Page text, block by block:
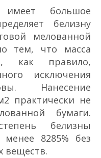
большое
белизну
мелованной
тем, что масса
как правило,
исключения
Нанесение
практически не
бумаги.
белизны
82­85% без
веществ.